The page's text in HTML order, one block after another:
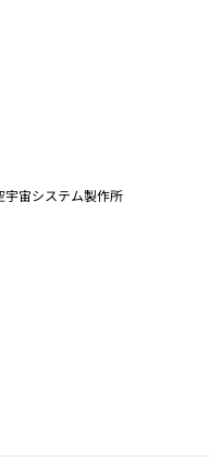
宙システム製作所